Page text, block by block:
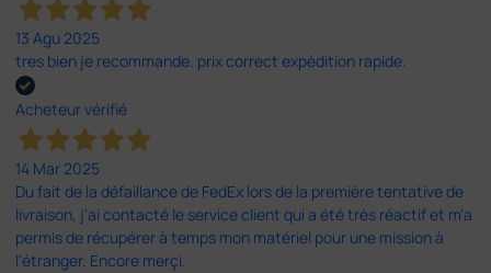
13 Agu 2025
tres bien je recommande. prix correct expédition rapide.
Acheteur vérifié
14 Mar 2025
Du fait de la défaillance de FedEx lors de la première tentative de
livraison, j'ai contacté le service client qui a été très réactif et m'a
permis de récupérer à temps mon matériel pour une mission à
l'étranger. Encore merçi.